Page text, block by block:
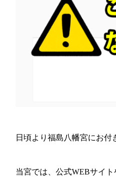
日頃より福島八幡宮にお付
当宮では、公式WEBサイト